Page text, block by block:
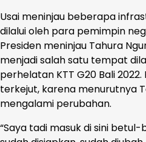
Usai meninjau beberapa
dilalui oleh para pemimpin
Presiden meninjau Tahura
menjadi salah satu tempat
perhelatan KTT G20 Bali
terkejut, karena menurutnya
mengalami perubahan.
“Saya tadi masuk di sini betul-